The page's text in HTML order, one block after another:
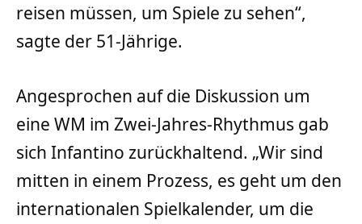
reisen müssen, um Spiele zu sehen“,
sagte der 51-Jährige.
Angesprochen auf die Diskussion um
eine WM im Zwei-Jahres-Rhythmus gab
sich Infantino zurückhaltend. „Wir sind
mitten in einem Prozess, es geht um den
internationalen Spielkalender, um die